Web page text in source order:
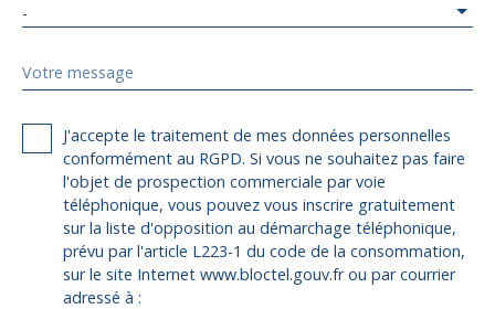
-
Votre message
J'accepte le traitement de mes données personnelles
conformément au RGPD. Si vous ne souhaitez pas faire
l'objet de prospection commerciale par voie
téléphonique, vous pouvez vous inscrire gratuitement
sur la liste d'opposition au démarchage téléphonique,
prévu par l'article L223-1 du code de la consommation,
sur le site Internet www.bloctel.gouv.fr ou par courrier
adressé à :